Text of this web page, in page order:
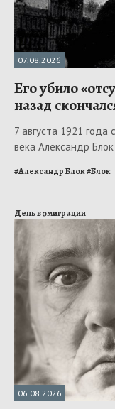
07.08.2026
Его убило
назад
7 августа 1921 года
века Александр Блок
#Александр Блок#Блок
День в эмиграции
06.08.2026